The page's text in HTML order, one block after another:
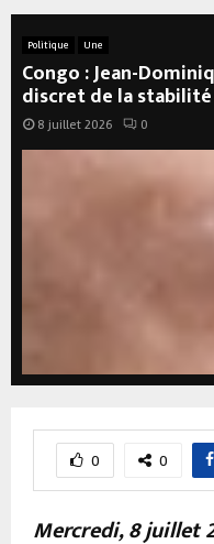
Politique Une
Congo : Jean-
discret de la
8 juillet 2026 0
0 0
Mercredi, 8 juillet